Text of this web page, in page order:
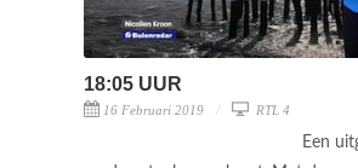
18:05 UUR
16 Februari 2019 RTL 4
Een